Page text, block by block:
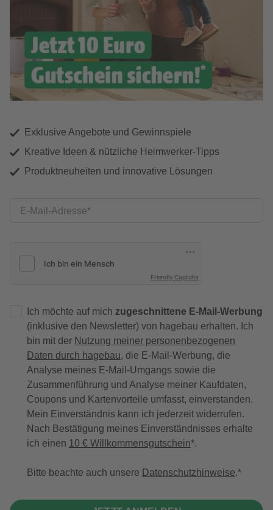
Exklusive Angebote und Gewinnspiele
Kreative Ideen & nützliche Heimwerker-Tipps
Produktneuheiten und innovative Lösungen
E-Mail-Adresse
Friendly Captcha
Ich möchte auf mich zugeschnittene E-Mail-Werbung
(inklusive den Newsletter) von hagebau erhalten. Ich
bin mit der Nutzung meiner personenbezogenen
Daten durch hagebau, die E-Mail-Werbung, die
Analyse meines E-Mail-Umgangs sowie die
Zusammenführung und Analyse meiner Kaufdaten,
Coupons und Kartenvorteile umfasst, einverstanden.
Mein Einverständnis kann ich jederzeit widerrufen.
Nach Bestätigung meines Einverständnisses erhalte
ich einen 10 € Willkommensgutschein*.
Bitte beachte auch unsere Datenschutzhinweise.